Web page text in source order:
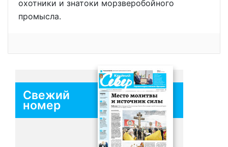
охотники и знатоки морзверобойного
промысла.
Свежий
номер